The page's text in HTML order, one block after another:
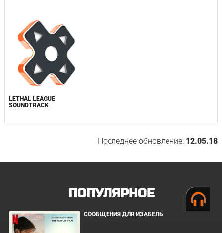
LETHAL LEAGUE
SOUNDTRACK
Последнее обновление: 12.05.18
ПОПУЛЯРНОЕ
СООБЩЕНИЯ ДЛЯ ИЗАБЕЛЬ